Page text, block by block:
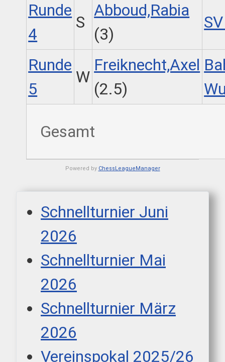
Schnellturnier Juni
2026
Schnellturnier Mai
2026
Schnellturnier März
2026
Vereinspokal 2025/26
Runde
4
S
Abboud,Rabia
(3)
Runde
5
W
Freiknecht,Axel
(2.5)
Gesamt
Powered by ChessLeagueManager